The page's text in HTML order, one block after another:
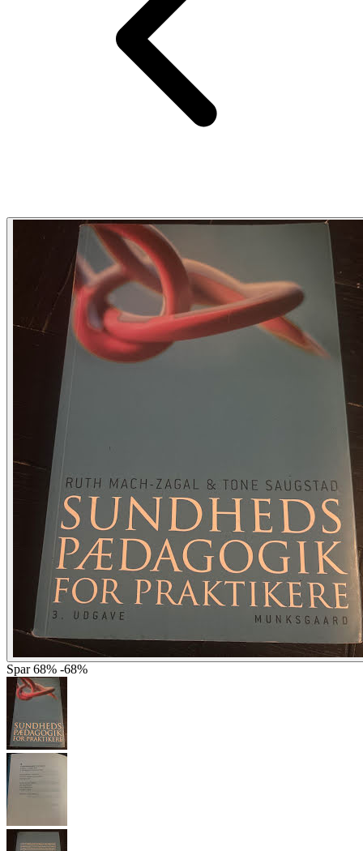
Spar 68% -68%